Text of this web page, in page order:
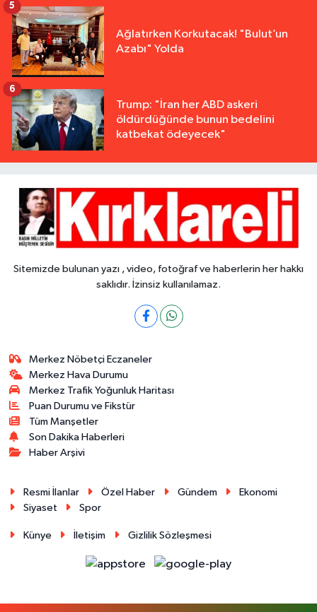
Ağlatırken Korkutacak! "Bulut’un
Azabı" Yolda
5
Trump: "İran her ABD askeri
öldürdüğünde bunun bedelini
katbekat ödeyecek"
6
Sitemizde bulunan yazı , video, fotoğraf ve haberlerin her hakkı
saklıdır. İzinsiz kullanılamaz.
Merkez Nöbetçi Eczaneler
Merkez Hava Durumu
Merkez Trafik Yoğunluk Haritası
Puan Durumu ve Fikstür
Tüm Manşetler
Son Dakika Haberleri
Haber Arşivi
Resmi İlanlar Özel Haber Gündem
Ekonomi
Siyaset
Spor
Künye İletişim Gizlilik Sözleşmesi